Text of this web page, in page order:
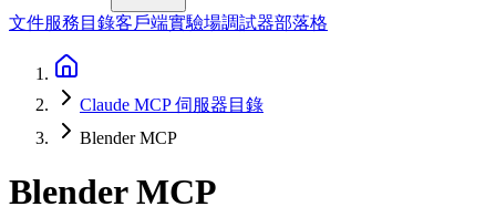
文件服務目錄客戶端實驗場調試器部落格
Claude MCP 伺服器目錄
Blender MCP
Blender MCP